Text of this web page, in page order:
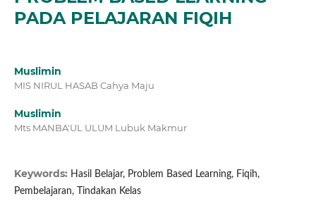
PADA PELAJARAN FIQIH
Muslimin
MIS NIRUL HASAB Cahya Maju
Muslimin
Mts MANBA'UL ULUM Lubuk Makmur
Keywords: Hasil Belajar, Problem Based Learning, Fiqih,
Pembelajaran, Tindakan Kelas